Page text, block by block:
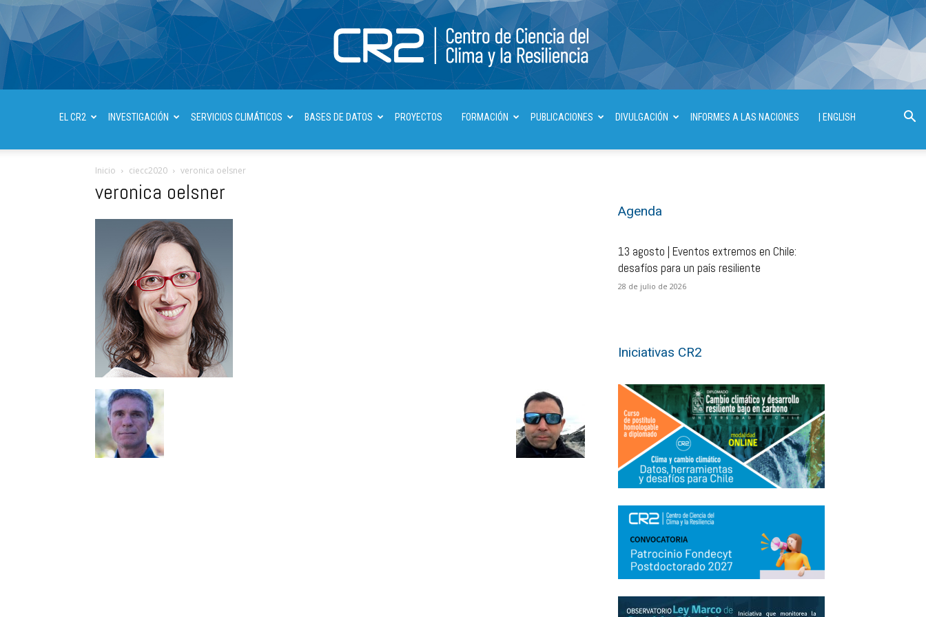
Centro
EL CR2 INVESTIGACIÓN SERVICIOS CLIMÁTICOS BASES DE DATOS PROYECTOS FORMACIÓN PUBLICACIONES DIVULGACIÓN INFORMES A LAS NACIONES | ENGLISH
Inicio ciecc2020 veronica oelsner
veronica oelsner
Agenda
13 agosto | Eventos extremos en Chile:
desafíos para un país resiliente
28 de julio de 2026
Iniciativas CR2